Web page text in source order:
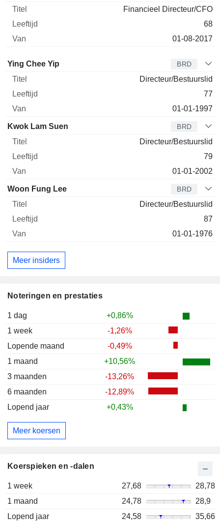
Noteringen en prestaties
1 dag
+0,86%
1 week
-1,26%
Lopende maand
-0,49%
1 maand
+10,56%
3 maanden
-13,26%
6 maanden
-12,89%
Lopend jaar
+0,43%
Meer koersen
Koerspieken en -dalen
1 week 27,68
28,78
1 maand
24,78
28,9
Lopend jaar
24,58
35,66
Financieel Directeur/CFO
68
01-08-2017
Bestuurder Titel
Ying Chee Yip BRD
Directeur/Bestuurslid
77
01-01-1997
Kwok Lam Suen BRD
Directeur/Bestuurslid
79
01-01-2002
Woon Fung Lee BRD
Directeur/Bestuurslid
87
01-01-1976
Meer insiders